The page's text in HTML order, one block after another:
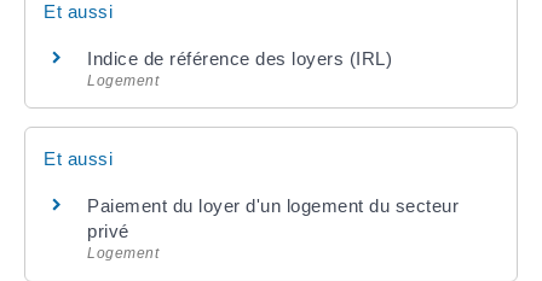
Et aussi
Indice de référence des loyers (IRL)
Logement
Et aussi
Paiement du loyer d'un logement du secteur
privé
Logement